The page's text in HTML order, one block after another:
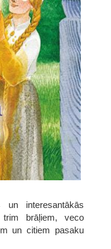
un interesantākās
brāļiem, veco
un citiem pasaku